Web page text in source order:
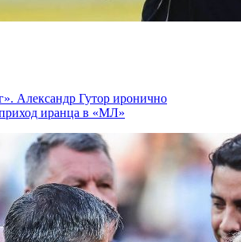
Александр Гутор иронично
иранца в «МЛ»